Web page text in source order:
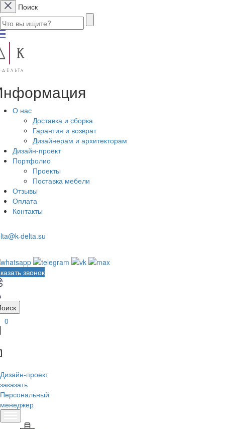
Поиск
О нас
Доставка и сборка
Гарантия и возврат
Дизайнерам и архитекторам
Дизайн-проект
Портфолио
Проекты
Поставка мебели
Отзывы
Оплата
Контакты
delta.su
звонок
0
Дизайн-проект
заказать
Персональный
менеджер